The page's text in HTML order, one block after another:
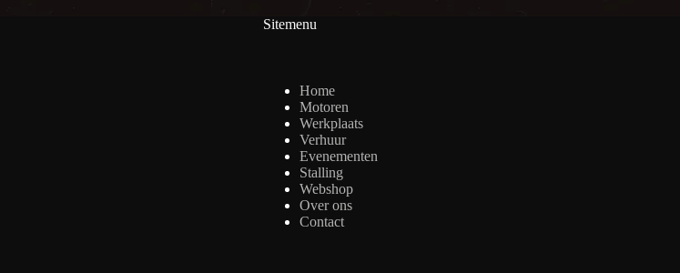
Sitemenu
Home
Motoren
Werkplaats
Verhuur
Evenementen
Stalling
Webshop
Over ons
Contact